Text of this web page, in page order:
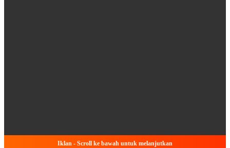
Iklan - Scroll ke bawah untuk melanjutkan